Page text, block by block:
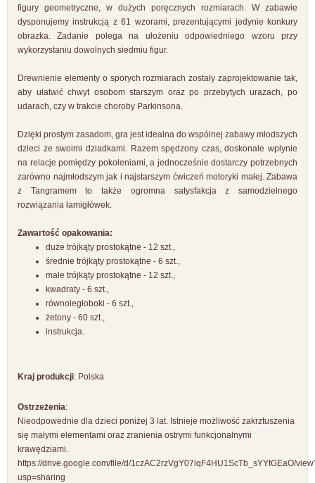
figury geometryczne, w dużych poręcznych rozmiarach. W zabawie
dysponujemy instrukcją z 61 wzorami, prezentującymi jedynie konkury
obrazka. Zadanie polega na ułożeniu odpowiedniego wzoru przy
wykorzystaniu dowolnych siedmiu figur.
Drewnienie elementy o sporych rozmiarach zostały zaprojektowanie tak,
aby ułatwić chwyt osobom starszym oraz po przebytych urazach, po
udarach, czy w trakcie choroby Parkinsona.
Dzięki prostym zasadom, gra jest idealna do wspólnej zabawy młodszych
dzieci ze swoimi dziadkami. Razem spędzony czas, doskonale wpłynie
na relacje pomiędzy pokoleniami, a jednocześnie dostarczy potrzebnych
zarówno najmłodszym jak i najstarszym ćwiczeń motoryki małej. Zabawa
z Tangramem to także ogromna satysfakcja z samodzielnego
rozwiązania łamigłówek.
Zawartość opakowania:
duże trójkąty prostokątne - 12 szt.,
średnie trójkąty prostokątne - 6 szt.,
małe trójkąty prostokątne - 12 szt.,
kwadraty - 6 szt.,
równoległoboki - 6 szt.,
żetony - 60 szt.,
instrukcja.
Kraj produkcji: Polska
Ostrzeżenia:
Nieodpowednie dla dzieci poniżej 3 lat. Istnieje możliwość zakrztuszenia
się małymi elementami oraz zranienia ostrymi funkcjonalnymi
krawędziami.
https://drive.google.com/file/d/1czAC2rzVgY07iqF4HU1ScTb_sYYtGEaO/
usp=sharing